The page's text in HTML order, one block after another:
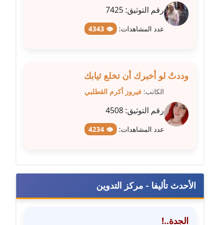
عاملة
مدونة عبير بسيوني
عاملة
عاملة
مدونة عبير محمد
عاملة
رقم التوثيق: 7425
عدد المشاهدات: 👁 4343
وددتُ لو أخبرك أن تخلع ثيابك
الكاتب: فيروز أكرم القطلبي
رقم التوثيق: 4508
عدد المشاهدات: 👁 4234
الأحدث تأليفا - مركز التدوين
الجدة..!